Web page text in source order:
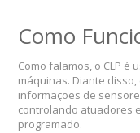
Como
Como falamos, o CLP
máquinas. Diante
informações de
controlando atuadores
programado.